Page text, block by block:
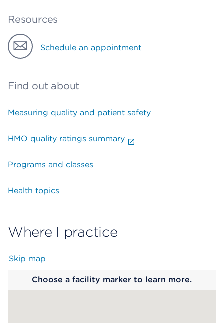
Resources
Schedule an appointment
Find out about
Measuring quality and patient safety
HMO quality ratings summary
Programs and classes
Health topics
Where I practice
Skip map
Choose a facility marker to learn more.